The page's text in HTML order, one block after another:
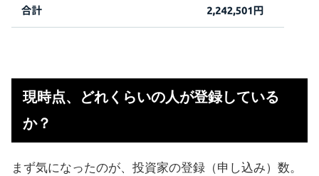
現時点、どれくらいの人が登録している
か？
まず気になったのが、投資家の登録（申し込み）数。